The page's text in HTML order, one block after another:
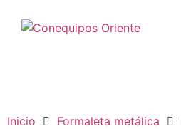
Inicio Formaleta metálica